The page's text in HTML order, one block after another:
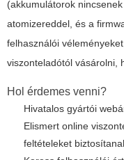
(akkumulátorok
atomizereddel, és a
felhasználói
viszonteladótól vásárolni,
Hol érdemes venni?
Hivatalos gyártói
Elismert online
feltételeket